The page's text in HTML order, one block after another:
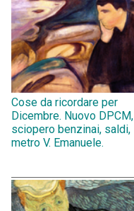
Cose da ricordare per
Dicembre. Nuovo DPCM,
sciopero benzinai, saldi,
metro V. Emanuele.